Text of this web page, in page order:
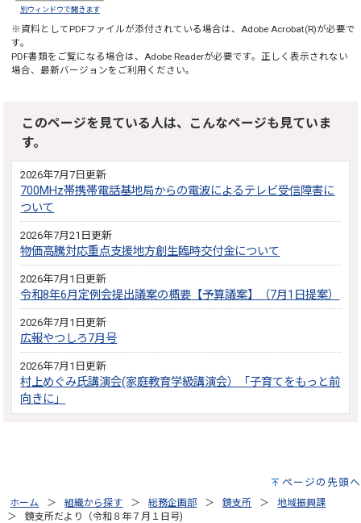
別ウィンドウで開きます
※資料としてPDFファイルが添付されている場合は、 Adobe Acrobat(R)が必要で
す。
PDF書類をご覧になる場合は、 Adobe Readerが必要です。正しく表示されない
場合、最新バージョンをご利用ください。
このページを見ている人は、こんなページも見ていま
す。
2026年7月7日更新
700MHz帯携帯電話基地局からの電波によるテレビ受信障害に
ついて
2026年7月21日更新
物価高騰対応重点支援地方創生臨時交付金について
2026年7月1日更新
令和8年6月定例会提出議案の概要【予算議案】（7月1日提案）
2026年7月1日更新
広報やつしろ7月号
2026年7月1日更新
村上めぐみ氏講演会(家庭教育学級講演会）「子育てをもっと前
向きに」
ページの先頭へ
ホーム 組織から探す 総務企画部 鏡支所
地域振興課
鏡支所だより（令和８年７月１日号)